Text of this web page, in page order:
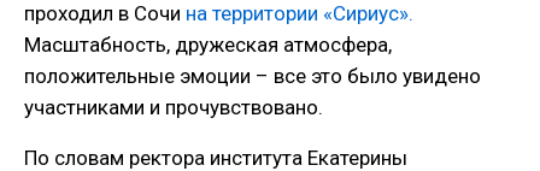
проходил в Сочи на территории «Сириус».
Масштабность, дружеская атмосфера,
положительные эмоции – все это было увидено
участниками и прочувствовано.
По словам ректора института Екатерины